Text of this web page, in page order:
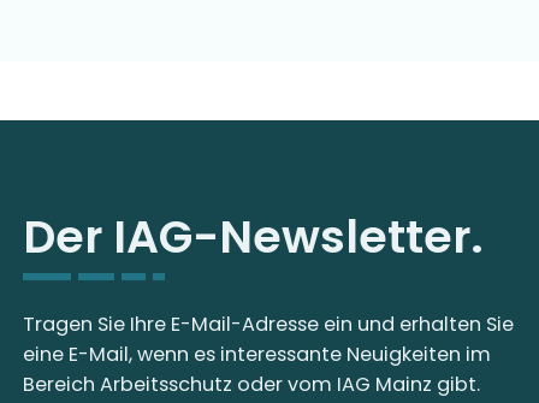
Der IAG-Newsletter.
Tragen Sie Ihre E-Mail-Adresse ein und erhalten Sie
eine E-Mail, wenn es interessante Neuigkeiten im
Bereich Arbeitsschutz oder vom IAG Mainz gibt.